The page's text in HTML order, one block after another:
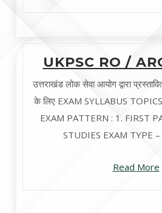
UKPSC RO / ARO
उत्तराखंड लोक सेवा आयोग द्वारा
के लिए EXAM SYLLABUS
EXAM PATTERN : 1. FIRST
STUDIES EXAM TYPE –
Read More